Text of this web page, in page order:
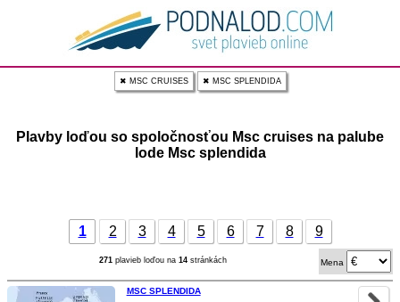
✖ MSC CRUISES ✖ MSC SPLENDIDA
Plavby loďou so spoločnosťou Msc cruises na palube
lode Msc splendida
1 2 3 4 5 6 7 8 9
271 plavieb loďou na 14 stránkách Mena
MSC SPLENDIDA